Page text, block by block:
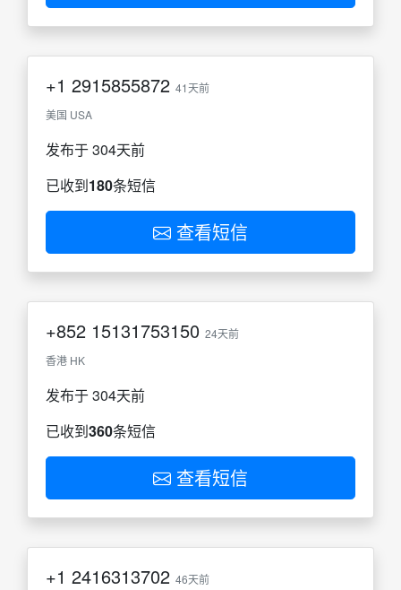
+1 2915855872 41天前
美国 USA
发布于 304天前
已收到180条短信
查看短信
+852 15131753150 24天前
香港 HK
发布于 304天前
已收到360条短信
查看短信
+1 2416313702 46天前